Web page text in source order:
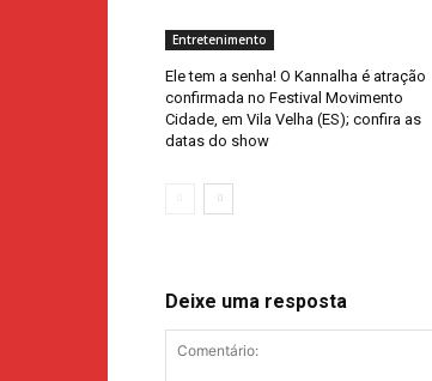
Entretenimento
Ele tem a senha! O Kannalha é atração
confirmada no Festival Movimento
Cidade, em Vila Velha (ES); confira as
datas do show
Deixe uma resposta